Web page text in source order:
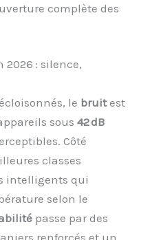
complète des
2026 : silence,
le bruitest
sous42 dB
Côté
classes
intelligents qui
selon le
passe par des